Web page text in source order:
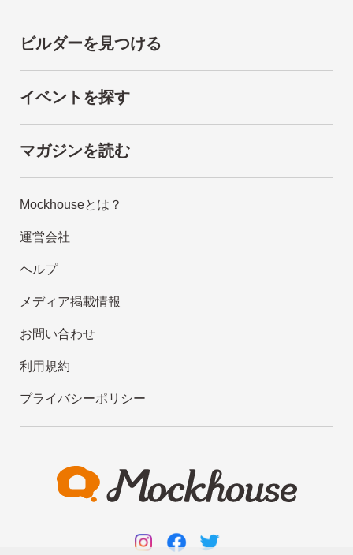
ビルダーを見つける
イベントを探す
マガジンを読む
Mockhouseとは？
運営会社
ヘルプ
メディア掲載情報
お問い合わせ
利用規約
プライバシーポリシー